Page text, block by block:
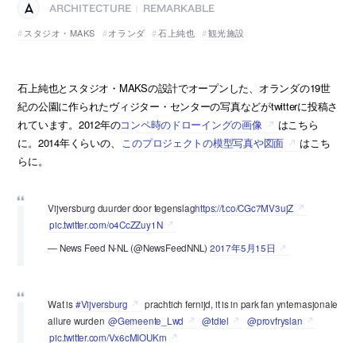
ARCHITECTURE
REMARKABLE
スタジオ・MAKS
オランダ 石上純也 観光施設
石上純也とスタジオ・MAKSの設計でオープンした、オランダの19世
紀の公園に作られたヴィジター・センターの写真などがtwitterに投稿さ
れています。2012年のコンペ時のドローイングの画像
はこちら
に。2014年くらいの、
このプロジェクトの模型写真や図面
はこち
らに。
Vijversburg duurder door tegenslaghttps://t.co/CGc7MV3ujZ
pic.twitter.com/o4CcZZuy1N
— News Feed N-NL (@NewsFeedNNL) 2017年5月15日
Wat is#Vijversburg
prachtich fernijd, it is in park fan ynternasjonale
allure wurden @Gemeente_Lwd @tdiel
@provfryslan
pic.twitter.com/Vx6cMIOUKm